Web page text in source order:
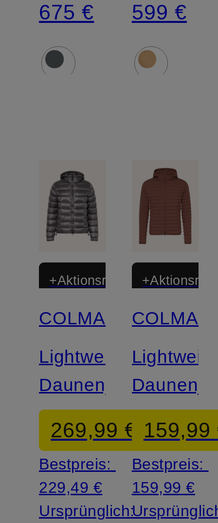
675 € 599 €
+Aktionsrabatt
COLMAR
Lightweight-
Daunenjacke
269,99 €
Bestpreis:
229,49 €
Ursprünglich:
COLMAR
159,99
Bestpreis:
159,99 €